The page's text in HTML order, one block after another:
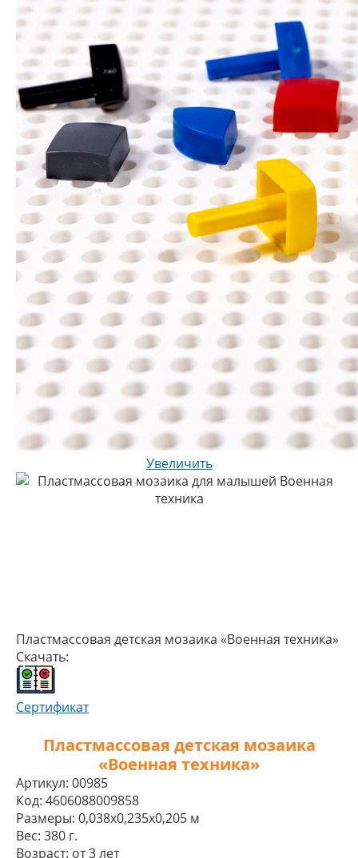
Увеличить
Пластмассовая детская мозаика «Военная техника»
Скачать:
Сертификат
Пластмассовая детская мозаика
«Военная техника»
Артикул: 00985
Код: 4606088009858
Размеры: 0,038x0,235x0,205 м
Вес: 380 г.
Возраст: от 3 лет